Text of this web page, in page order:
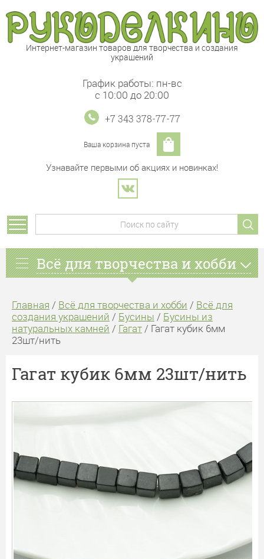
Интернет-магазин товаров для творчества и создания
украшений
Узнавайте первыми об акциях и новинках!
График работы: пн-вс
с 10:00 до 20:00
+7 343 378-77-77
Ваша корзина пуста
Всё для творчества и хобби
Главная / Всё для творчества и хобби / Всё для
создания украшений / Бусины / Бусины из
натуральных камней / Гагат / Гагат кубик 6мм
23шт/нить
Гагат кубик 6мм 23шт/нить